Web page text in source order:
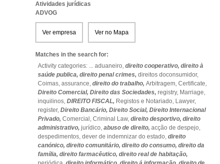
Atividades jurídicas
ADVOG
Ver empresa Ver no Mapa
Matches in the search for:
Activity categories: ... aduaneiro, direito cooperativo, direito à
saúde publica, direito penal crimes, direitos doconsumidor,
Coimas, assurance, direito do trabalho, Arbitragem, Certificate,
Direito Comercial, Direito das Sociedades, registry, Marriage,
inquilinos, DIREITO FISCAL, Registos e Notariado, Lawyer,
register, Direito Bancário, Direito Social, Direito Internacional
Privado, Comercial, Criminal Law, direito desportivo, direito
administrativo, jurídico, abuso de direito, acção de despejo,
despedimentos, dever de indemnizar do estado, direito
canónico, direito comunitário, direito do consumo, direito da
família, direito farmacêutico, direito real de habitação,